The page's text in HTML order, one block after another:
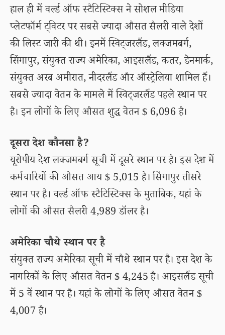
हाल ही में वर्ल्ड ऑफ स्टैटिस्टिक्स ने सोशल मीडिया
प्लेटफॉर्म ट्विटर पर सबसे ज्यादा औसत सैलरी वाले देशों
की लिस्ट जारी की थी। इनमें स्विट्जरलैंड, लक्जमबर्ग,
सिंगापुर, संयुक्त राज्य अमेरिका, आइसलैंड, कतर, डेनमार्क,
संयुक्त अरब अमीरात, नीदरलैंड और ऑस्ट्रेलिया शामिल हैं।
सबसे ज्यादा वेतन के मामले में स्विट्जरलैंड पहले स्थान पर
है। इन लोगों के लिए औसत शुद्ध वेतन $ 6,096 है।
दूसरा देश कौनसा है?
यूरोपीय देश लक्जमबर्ग सूची में दूसरे स्थान पर है। इस देश में
कर्मचारियों की औसत आय $ 5,015 है। सिंगापुर तीसरे
स्थान पर है। वर्ल्ड ऑफ स्टैटिस्टिक्स के मुताबिक, यहां के
लोगों की औसत सैलरी 4,989 डॉलर है।
अमेरिका चौथे स्थान पर है
संयुक्त राज्य अमेरिका सूची में चौथे स्थान पर है। इस देश के
नागरिकों के लिए औसत वेतन $ 4,245 है। आइसलैंड सूची
में 5 वें स्थान पर है। यहां के लोगों के लिए औसत वेतन $
4,007 है।